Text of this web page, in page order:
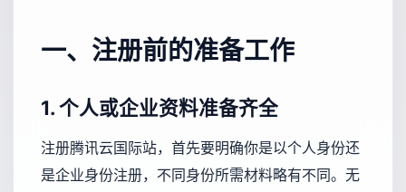
一、注册前的准备工作
1. 个人或企业资料准备齐全
注册腾讯云国际站，首先要明确你是以个人身份还
是企业身份注册，不同身份所需材料略有不同。无